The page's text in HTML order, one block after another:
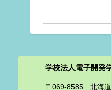
学校法人電子開
〒069-8585 北海道